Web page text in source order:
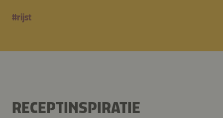
#rijst
RECEPTINSPIRATIE